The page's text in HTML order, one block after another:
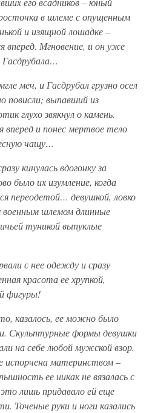
в шлеме с опущенным
и изящной лошадке –
вперед. Мгновение, и он уже
Гасдрубала…
меч, и Гасдрубал грузно осел
повисли; выпавший из
глухо звякнул о камень.
вперед и понес мертвое тело
чащу…
кинулась вдогонку за
было их изумление, когда
переодетой… девушкой, ловко
шлемом длинные
туникой выпуклые
с нее одежду и сразу
красота ее хрупкой,
фигуры!
казалось, ее можно было
Скульптурные формы девушки
на себе любой мужской взор.
испорчена материнством –
ее никак не вязалась с
лишь придавало ей еще
Точеные руки и ноги казались